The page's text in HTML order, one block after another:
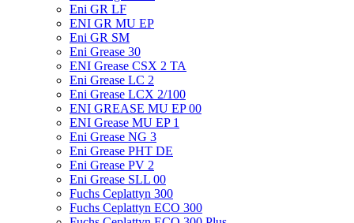
Eni GR LF
ENI GR MU EP
Eni GR SM
Eni Grease 30
ENI Grease CSX 2 TA
Eni Grease LC 2
Eni Grease LCX 2/100
ENI GREASE MU EP 00
ENI Grease MU EP 1
Eni Grease NG 3
Eni Grease PHT DE
Eni Grease PV 2
Eni Grease SLL 00
Fuchs Ceplattyn 300
Fuchs Ceplattyn ECO 300